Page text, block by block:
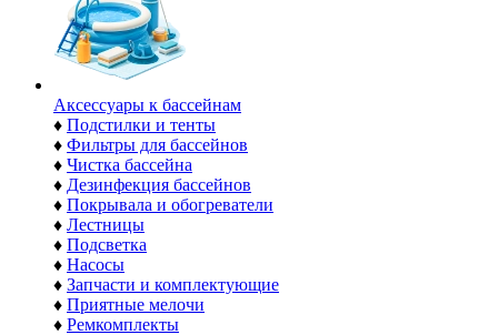
Аксессуары к бассейнам
♦ Подстилки и тенты
♦ Фильтры для бассейнов
♦ Чистка бассейна
♦ Дезинфекция бассейнов
♦ Покрывала и обогреватели
♦ Лестницы
♦ Подсветка
♦ Насосы
♦ Запчасти и комплектующие
♦ Приятные мелочи
♦ Ремкомплекты